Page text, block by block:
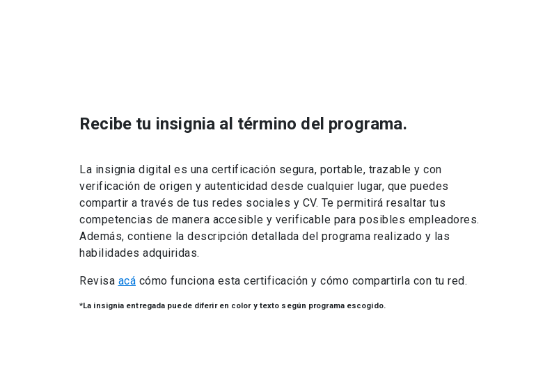
Recibe tu insignia al término del programa.
La insignia digital es una certificación segura, portable, trazable y con
verificación de origen y autenticidad desde cualquier lugar, que puedes
compartir a través de tus redes sociales y CV. Te permitirá resaltar tus
competencias de manera accesible y verificable para posibles empleadores.
Además, contiene la descripción detallada del programa realizado y las
habilidades adquiridas.
Revisa acá cómo funciona esta certificación y cómo compartirla con tu red.
*La insignia entregada puede diferir en color y texto según programa escogido.